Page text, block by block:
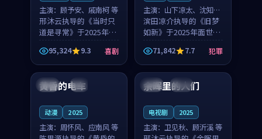
主演： 顾予安、戚南柯 等
邢沐云执导的《当时只
道是寻常》于2025年面
世，泰国的城市气质与
母女情深的人物心境共
同构筑了影片基调。顾
予安、戚南柯用细腻的
表演撑起整部喜剧电
95,324 9.3 喜剧
主演： 山下凉太、沈知韵
等
滨田凉介执导的《旧梦
如新》于2025年面世，
中国台湾的城市气质与
异国相遇的人物心境共
同构筑了影片基调。山
下凉太、沈知韵用细腻
的表演撑起整部犯罪
71,842 7.7 犯罪
日本 4K
黄昏的电车
动漫 2025
主演： 周怀风、应南风 等
泰国 完结
余晖里的人们
电视剧 2025
主演： 卫见秋、顾沂溪 等